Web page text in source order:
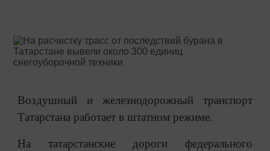
Воздушный и железнодорожный транспорт
Татарстана работает в штатном режиме.
На татарстанские дороги федерального